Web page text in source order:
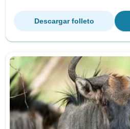
Descargar folleto